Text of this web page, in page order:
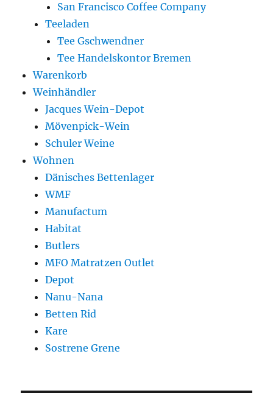
San Francisco Coffee Company
Teeladen
Tee Gschwendner
Tee Handelskontor Bremen
Warenkorb
Weinhändler
Jacques Wein-Depot
Mövenpick-Wein
Schuler Weine
Wohnen
Dänisches Bettenlager
WMF
Manufactum
Habitat
Butlers
MFO Matratzen Outlet
Depot
Nanu-Nana
Betten Rid
Kare
Sostrene Grene